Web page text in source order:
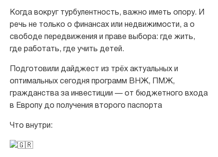
Когда вокруг турбулентность, важно иметь опору. И
речь не только о финансах или недвижимости, а о
свободе передвижения и праве выбора: где жить,
где работать, где учить детей.
Подготовили дайджест из трёх актуальных и
оптимальных сегодня программ ВНЖ, ПМЖ,
гражданства за инвестиции — от бюджетного входа
в Европу до получения второго паспорта
Что внутри: